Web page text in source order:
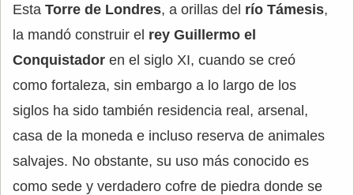
Esta Torre de Londres, a orillas del río Támesis,
la mandó construir el rey Guillermo el
Conquistador en el siglo XI, cuando se creó
como fortaleza, sin embargo a lo largo de los
siglos ha sido también residencia real, arsenal,
casa de la moneda e incluso reserva de animales
salvajes. No obstante, su uso más conocido es
como sede y verdadero cofre de piedra donde se